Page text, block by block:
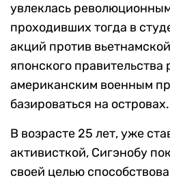
увлеклась
проходивших тогда в
акций против
японского правительства
американским военным
базироваться на островах.
В возрасте 25 лет, уже
активисткой, Сигэнобу
своей целью